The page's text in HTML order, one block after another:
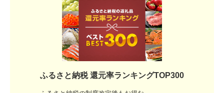
ふるさと納税 還元率ランキングTOP300